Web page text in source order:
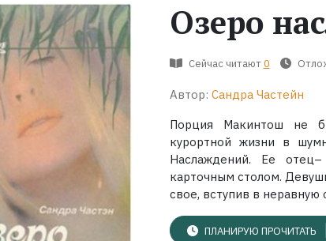
Озеро
Сейчас читают 0
Автор: Сандра Частейн
Порция Макинтош не
курортной жизни в
Наслаждений. Ее
карточным столом.
свое, вступив в неравную
ПЛАНИРУЮ ПРОЧИТАТЬ